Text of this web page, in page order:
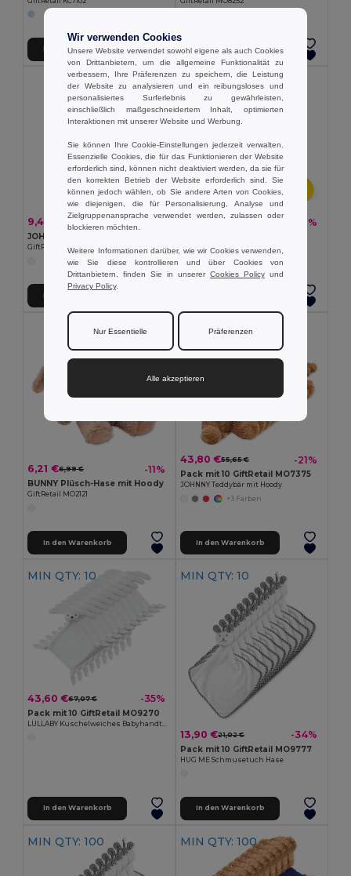
In den Warenkorb In den Warenkorb
9,48 € 15,00 €
JOHN Plüsch-Bär mit Hoody
GiftRetail MO6738
In den Warenkorb
1,44 € -1%
Egotier 98077
6,21 €6,99 € -11%
BUNNY Plüsch-Hase mit Hoody
GiftRetail MO2121
In den Warenkorb
MIN QTY: 10
43,80 €55,65 € -21%
Pack mit 10 GiftRetail MO7375
JOHNNY Teddybär mit Hoody
+3 Farben
In den Warenkorb
MIN QTY: 10
43,60 €67,07 € -35%
Pack mit 10 GiftRetail MO9270
In den Warenkorb
MIN QTY: 10
13,90 €21,02 € -34%
Pack mit 10 GiftRetail MO9777
HUG ME Schmusetuch Hase
In den Warenkorb
MIN QTY: 100 MIN QTY: 100
Wir verwenden Cookies
Unsere Website verwendet sowohl eigene als auch Cookies
von Drittanbietern, um die allgemeine Funktionalität zu
verbessern, Ihre Präferenzen zu speichern, die Leistung
der Website zu analysieren und ein reibungsloses und
personalisiertes Surferlebnis zu gewährleisten,
einschließlich maßgeschneidertem Inhalt, optimierten
Interaktionen mit unserer Website und Werbung.
Sie können Ihre Cookie-Einstellungen jederzeit verwalten.
Essenzielle Cookies, die für das Funktionieren der Website
erforderlich sind, können nicht deaktiviert werden, da sie für
den korrekten Betrieb der Website erforderlich sind. Sie
können jedoch wählen, ob Sie andere Arten von Cookies,
wie diejenigen, die für Personalisierung, Analyse und
Zielgruppenansprache verwendet werden, zulassen oder
blockieren möchten.
Weitere Informationen darüber, wie wir Cookies verwenden,
wie Sie diese kontrollieren und über Cookies von
Drittanbietern, finden Sie in unserer Cookies Policy und
Privacy Policy.
Nur Essentielle Präferenzen
Alle akzeptieren